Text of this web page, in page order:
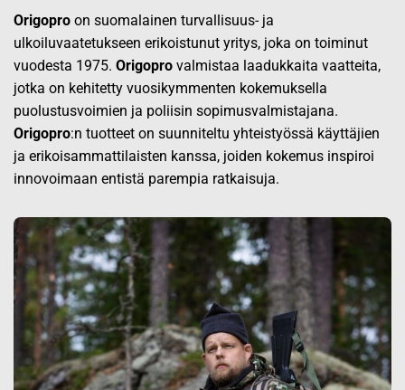
Origopro on suomalainen turvallisuus- ja
ulkoiluvaatetukseen erikoistunut yritys, joka on toiminut
vuodesta 1975. Origopro valmistaa laadukkaita vaatteita,
jotka on kehitetty vuosikymmenten kokemuksella
puolustusvoimien ja poliisin sopimusvalmistajana.
Origopro:n tuotteet on suunniteltu yhteistyössä käyttäjien
ja erikoisammattilaisten kanssa, joiden kokemus inspiroi
innovoimaan entistä parempia ratkaisuja.